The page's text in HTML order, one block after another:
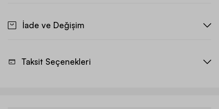
İade ve Değişim
Taksit Seçenekleri